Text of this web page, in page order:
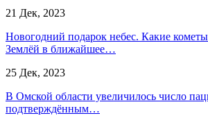
21 Дек, 2023
Новогодний подарок небес. Какие
Землёй в ближайшее…
25 Дек, 2023
В Омской области увеличилось число
подтверждённым…